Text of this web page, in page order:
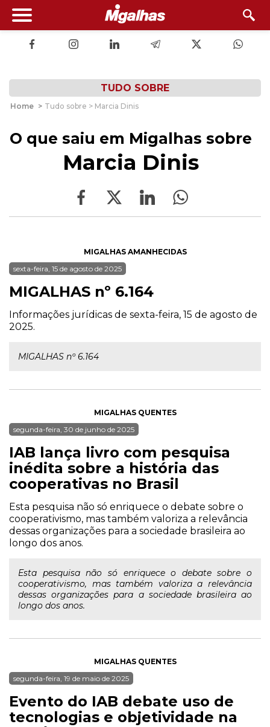
TUDO SOBRE
Home > Tudo sobre > Marcia Dinis
O que saiu em Migalhas sobre
Marcia Dinis
MIGALHAS AMANHECIDAS
sexta-feira, 15 de agosto de 2025
MIGALHAS nº 6.164
Informações jurídicas de sexta-feira, 15 de agosto de
2025.
MIGALHAS nº 6.164
MIGALHAS QUENTES
segunda-feira, 30 de junho de 2025
IAB lança livro com pesquisa
inédita sobre a história das
cooperativas no Brasil
Esta pesquisa não só enriquece o debate sobre o
cooperativismo, mas também valoriza a relevância
dessas organizações para a sociedade brasileira ao
longo dos anos.
Esta pesquisa não só enriquece o debate sobre o
cooperativismo, mas também valoriza a relevância
dessas organizações para a sociedade brasileira ao
longo dos anos.
MIGALHAS QUENTES
segunda-feira, 19 de maio de 2025
Evento do IAB debate uso de
tecnologias e objetividade na